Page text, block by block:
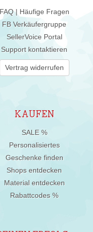
FAQ | Häufige Fragen
FB Verkäufergruppe
SellerVoice Portal
Support kontaktieren
Vertrag widerrufen
KAUFEN
SALE %
Personalisiertes
Geschenke finden
Shops entdecken
Material entdecken
Rabattcodes %